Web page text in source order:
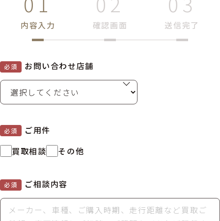
内容入力 確認画面 送信完了
必須 お問い合わせ店舗
必須
ご用件
買取相談
その他
必須 ご相談内容